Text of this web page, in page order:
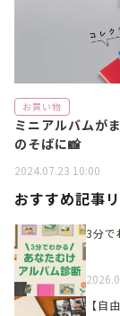
お買い物
ミニアルバムが
のそばに📸
2024.07.23 10:00
おすすめ記事
3分で
【自